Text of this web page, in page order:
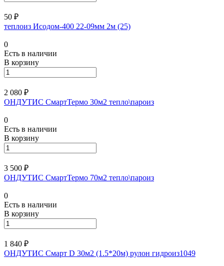
50 ₽
теплоиз Исодом-400 22-09мм 2м (25)
0
Есть в наличии
В корзину
2 080 ₽
ОНДУТИС СмартТермо 30м2 тепло\пароиз
0
Есть в наличии
В корзину
3 500 ₽
ОНДУТИС СмартТермо 70м2 тепло\пароиз
0
Есть в наличии
В корзину
1 840 ₽
ОНДУТИС Смарт D 30м2 (1.5*20м) рулон гидроиз1049